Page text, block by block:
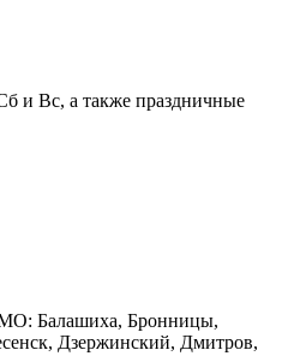
и Вс, а также праздничные
МО: Балашиха, Бронницы,
Дзержинский, Дмитров,